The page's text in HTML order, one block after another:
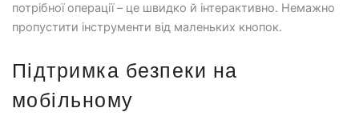
потрібної операції – це швидко й інтерактивно. Немажно
пропустити інструменти від маленьких кнопок.
Підтримка безпеки на
мобільному